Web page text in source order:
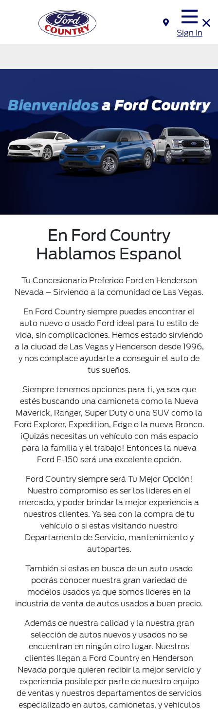
Sign In
En Ford Country
Hablamos Espanol
Tu Concesionario Preferido Ford en Henderson
Nevada – Sirviendo a la comunidad de Las Vegas.
En Ford Country siempre puedes encontrar el
auto nuevo o usado Ford ideal para tu estilo de
vida, sin complicaciones. Hemos estado sirviendo
a la ciudad de Las Vegas y Henderson desde 1996,
y nos complace ayudarte a conseguir el auto de
tus sueños.
Siempre tenemos opciones para ti, ya sea que
estés buscando una camioneta como la Nueva
Maverick, Ranger, Super Duty o una SUV como la
Ford Explorer, Expedition, Edge o la nueva Bronco.
¡Quizás necesitas un vehículo con más espacio
para la familia y el trabajo! Entonces la nueva
Ford F-150 será una excelente opción.
Ford Country siempre será Tu Mejor Opción!
Nuestro compromiso es ser los lideres en el
mercado, y poder brindar la mejor experiencia a
nuestros clientes. Ya sea con la compra de tu
vehículo o si estas visitando nuestro
Departamento de Servicio, mantenimiento y
autopartes.
También si estas en busca de un auto usado
podrás conocer nuestra gran variedad de
modelos usados ya que somos lideres en la
industria de venta de autos usados a buen precio.
Además de nuestra calidad y la nuestra gran
selección de autos nuevos y usados no se
encuentran en ningún otro lugar. Nuestros
clientes llegan a Ford Country en Henderson
Nevada porque quieren recibir la mejor servicio y
experiencia posible por parte de nuestro equipo
de ventas y nuestros departamentos de servicios
especializado en autos, camionetas, y vehículos